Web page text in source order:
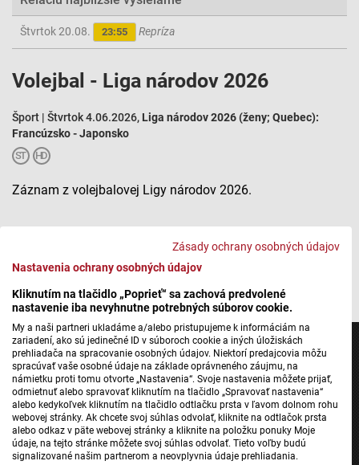
Zásady ochrany osobných údajov
Nastavenia ochrany osobných údajov
Kliknutím na tlačidlo „Poprieť“ sa zachová predvolené
nastavenie iba nevyhnutne potrebných súborov cookie.
My a naši partneri ukladáme a/alebo pristupujeme k informáciám na
zariadení, ako sú jedinečné ID v súboroch cookie a iných úložiskách
prehliadača na spracovanie osobných údajov. Niektorí predajcovia môžu
spracúvať vaše osobné údaje na základe oprávneného záujmu, na
námietku proti tomu otvorte „Nastavenia“. Svoje nastavenia môžete prijať,
odmietnuť alebo spravovať kliknutím na tlačidlo „Spravovať nastavenia“
alebo kedykoľvek kliknutím na tlačidlo odtlačku prsta v ľavom dolnom rohu
webovej stránky. Ak chcete svoj súhlas odvolať, kliknite na odtlačok prsta
alebo odkaz v päte webovej stránky a kliknite na položku ponuky Moje
údaje, na tejto stránke môžete svoj súhlas odvolať. Tieto voľby budú
signalizované našim partnerom a neovplyvnia údaje prehliadania.
Štvrtok 20.08. 23:55 Repríza
Volejbal - Liga národov 2026
Šport | Štvrtok 4.06.2026, Liga národov 2026 (ženy; Quebec):
Francúzsko - Japonsko
Záznam z volejbalovej Ligy národov 2026.
Liga národov 2026 (ženy; Quebec): Francúzsko - Japonsko
Jednotka
Dvojka
24